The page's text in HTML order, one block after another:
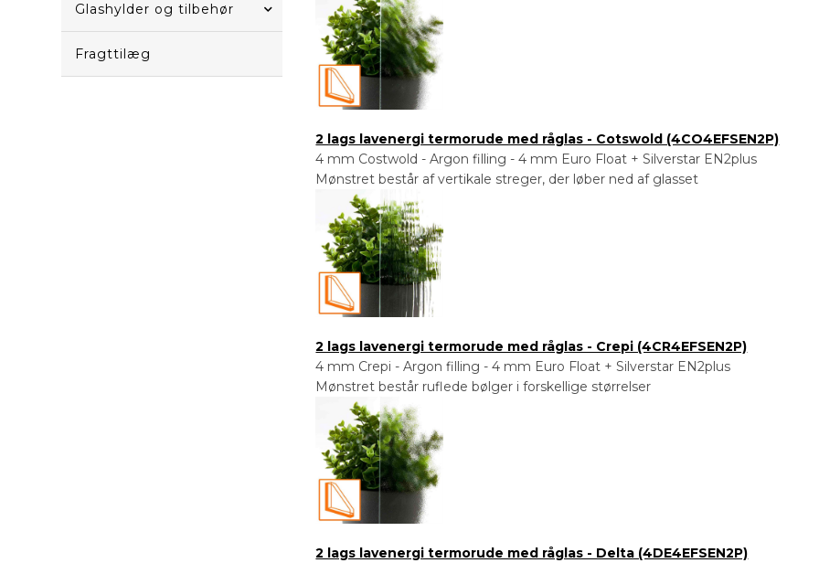
Glashylder og tilbehør
Fragttilæg
2 lags lavenergi termorude med råglas - Cotswold (4CO4EFSEN2P)
4 mm Costwold - Argon filling - 4 mm Euro Float + Silverstar EN2plus
Mønstret består af vertikale streger, der løber ned af glasset
2 lags lavenergi termorude med råglas - Crepi (4CR4EFSEN2P)
4 mm Crepi - Argon filling - 4 mm Euro Float + Silverstar EN2plus
Mønstret består ruflede bølger i forskellige størrelser
2 lags lavenergi termorude med råglas - Delta (4DE4EFSEN2P)